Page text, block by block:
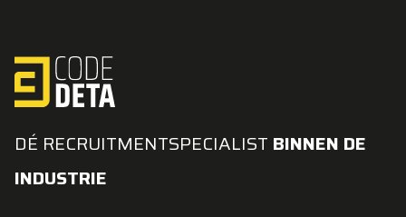
DÉ RECRUITMENTSPECIALIST BINNEN DE
INDUSTRIE